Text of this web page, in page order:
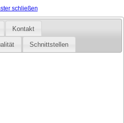
schließen
Kontakt
Schnittstellen